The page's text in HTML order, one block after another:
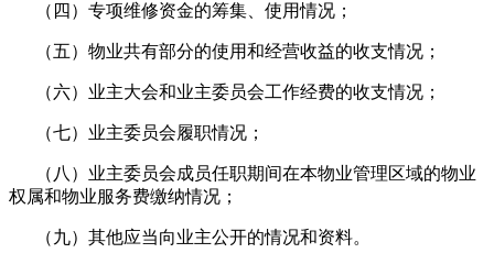
（四）专项维修资金的筹集、使用情况；
（五）物业共有部分的使用和经营收益的收支情况；
（六）业主大会和业主委员会工作经费的收支情况；
（七）业主委员会履职情况；
（八）业主委员会成员任职期间在本物业管理区域的物业
权属和物业服务费缴纳情况；
（九）其他应当向业主公开的情况和资料。